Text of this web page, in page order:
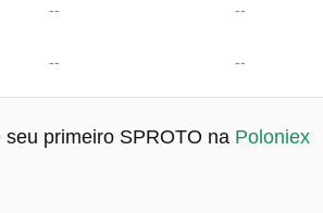
-- --
-- --
seu primeiro SPROTO na Poloniex